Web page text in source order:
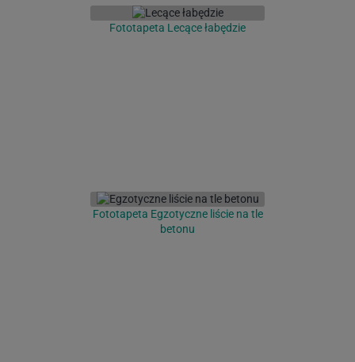
Fototapeta Lecące łabędzie
Fototapeta Egzotyczne liście na tle
betonu